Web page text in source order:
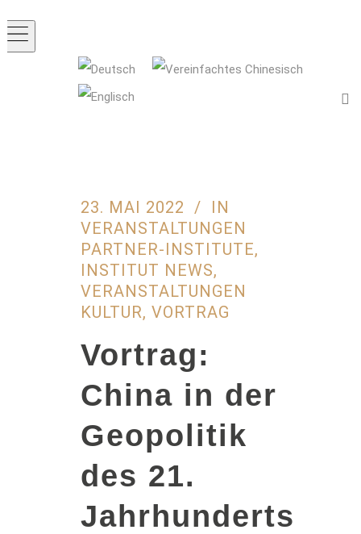
23. MAI 2022
IN
VERANSTALTUNGEN
PARTNER-INSTITUTE,
INSTITUT NEWS,
VERANSTALTUNGEN
KULTUR, VORTRAG
Vortrag:
China in der
Geopolitik
des 21.
Jahrhunderts